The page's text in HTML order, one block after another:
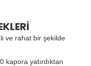
ve rahat bir şekilde
kapora yatırdıktan